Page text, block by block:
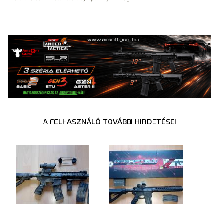
A FELHASZNÁLÓ TOVÁBBI HIRDETÉSEI